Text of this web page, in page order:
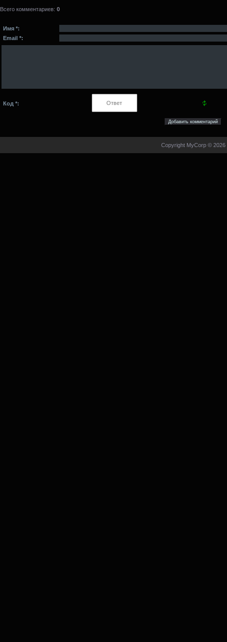
Всего комментариев: 0
Имя *:
Email *:
Код *:
Copyright MyCorp © 2026